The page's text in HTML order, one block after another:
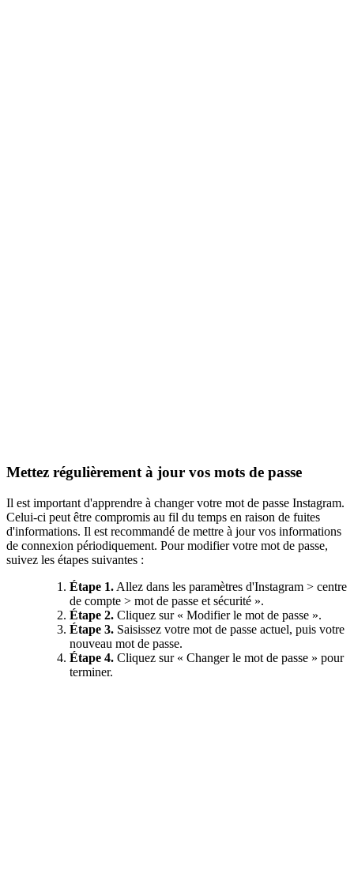
Mettez régulièrement à jour vos mots de passe
Il est important d'apprendre à changer votre mot de passe Instagram.
Celui-ci peut être compromis au fil du temps en raison de fuites
d'informations. Il est recommandé de mettre à jour vos informations
de connexion périodiquement. Pour modifier votre mot de passe,
suivez les étapes suivantes :
Étape 1. Allez dans les paramètres d'Instagram > centre
de compte > mot de passe et sécurité ».
Étape 2. Cliquez sur « Modifier le mot de passe ».
Étape 3. Saisissez votre mot de passe actuel, puis votre
nouveau mot de passe.
Étape 4. Cliquez sur « Changer le mot de passe » pour
terminer.